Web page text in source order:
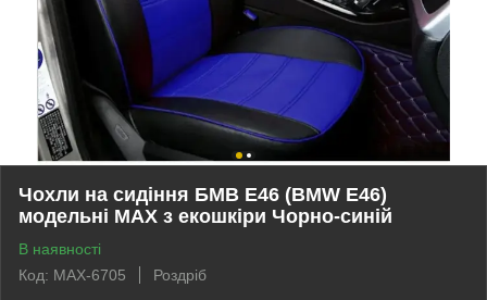
Чохли на сидіння БМВ Е46 (BMW E46)
модельні MAX з екошкіри Чорно-синій
В наявності
Код: MAX-6705
Роздріб